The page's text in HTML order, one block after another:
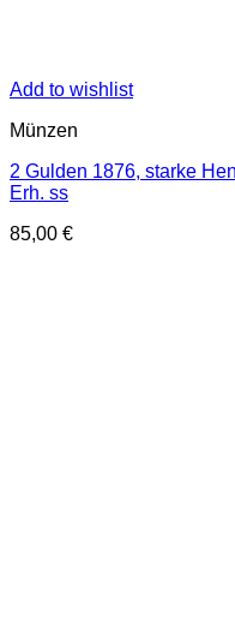
Add to wishlist
Münzen
2 Gulden 1876, starke
Erh. ss
85,00 €